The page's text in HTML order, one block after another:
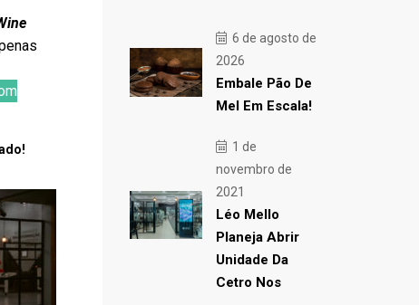
6 de agosto de
2026
Embale Pão De
Mel Em Escala!
1 de
novembro de
2021
Léo Mello
Planeja Abrir
Unidade Da
Cetro Nos